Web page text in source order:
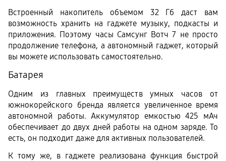
Встроенный накопитель объемом 32 Гб даст вам
возможность хранить на гаджете музыку, подкасты и
приложения. Поэтому часы Самсунг Вотч 7 не просто
продолжение телефона, а автономный гаджет, который
вы можете использовать самостоятельно.
Батарея
Одним из главных преимуществ умных часов от
южнокорейского бренда является увеличенное время
автономной работы. Аккумулятор емкостью 425 мАч
обеспечивает до двух дней работы на одном заряде. То
есть, он подходит даже для активных пользователей.
К тому же, в гаджете реализована функция быстрой